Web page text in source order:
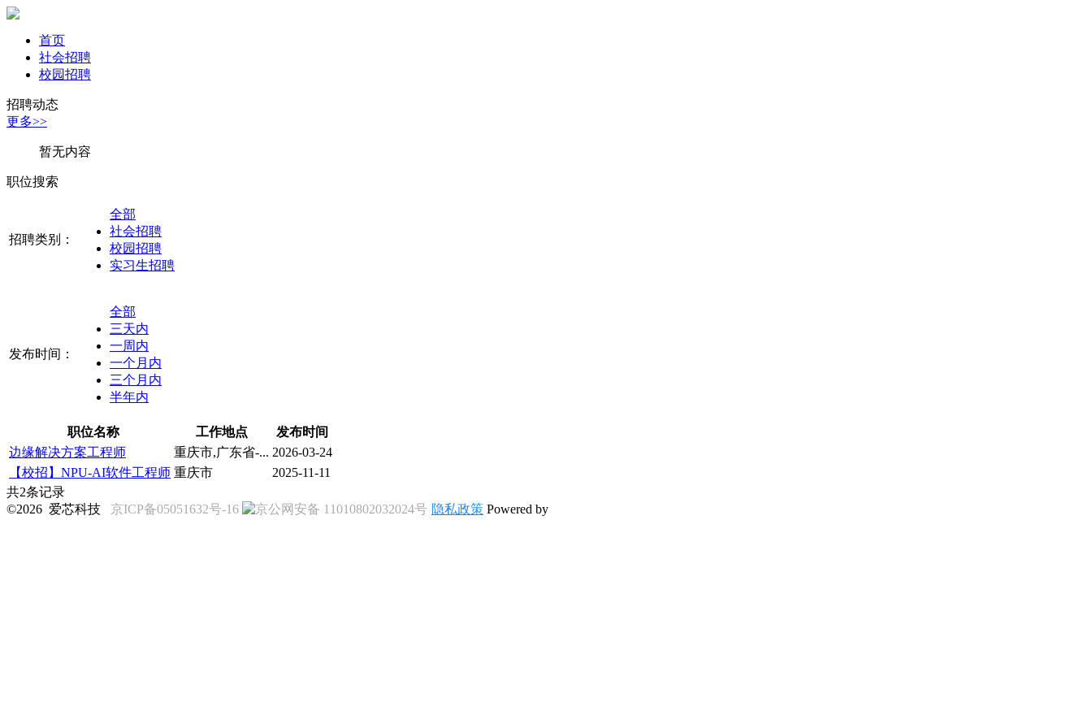
首页
社会招聘
校园招聘
招聘动态
更多>>
暂无内容
职位搜索
招聘类别：
全部
社会招聘
校园招聘
实习生招聘
发布时间：
全部
三天内
一周内
一个月内
三个月内
半年内
职位名称 工作地点
发布时间
边缘解决方案工程师
重庆市,广东省-... 2026-03-24
【校招】NPU-AI软件工程师 重庆市
2025-11-11
共2条记录
©2026 爱芯科技 京ICP备05051632号-16 京公网安备 11010802032024号 隐私政策 Powered by